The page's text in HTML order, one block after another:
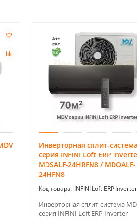
Инверторная сплит-
серия INFINI Loft ERP
MDSALF-24HRFN8 / MDOALF-
24HFN8
INFINI Loft ERP Inverter
Инверторная сплит-система
серия INFINI Loft ERP Inverter